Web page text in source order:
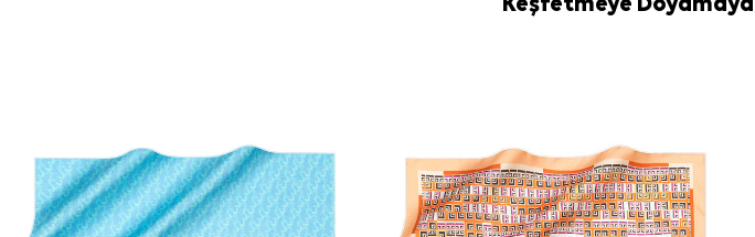
Keşfetmeye